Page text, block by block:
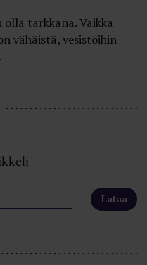
olla tarkkana. Vaikka
vähäistä, vesistöihin